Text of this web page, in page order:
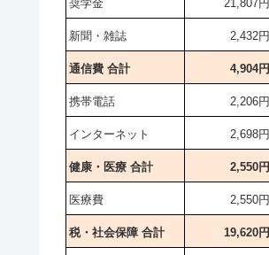
奨学金 21,807円
新聞・雑誌 2,432円
通信費 合計 4,904円
携帯電話 2,206円
インターネット 2,698円
健康・医療 合計 2,550円
医療費 2,550円
税・社会保障 合計 19,620円